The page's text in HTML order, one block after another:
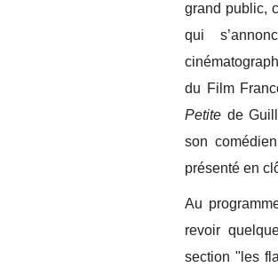
grand public,
qui
du Film
Petite de
son
présenté en
Au
revoir
section "les